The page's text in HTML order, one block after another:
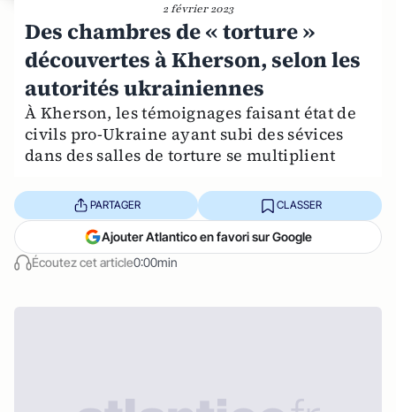
2 février 2023
Des chambres de « torture »
découvertes à Kherson, selon les
autorités ukrainiennes
À Kherson, les témoignages faisant état de
civils pro-Ukraine ayant subi des sévices
dans des salles de torture se multiplient
Écoutez cet article0:00min
PARTAGER CLASSER
Ajouter Atlantico en favori sur Google